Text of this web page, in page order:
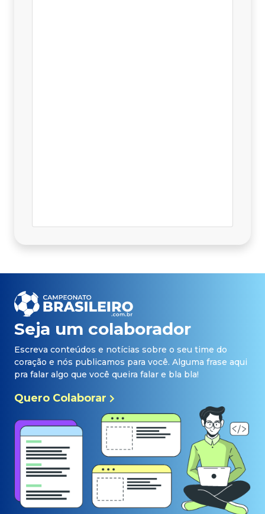
Seja um colaborador
Escreva conteúdos e notícias sobre o seu time do
coração e nós publicamos para você. Alguma frase aqui
pra falar algo que você queira falar e bla bla!
Quero Colaborar